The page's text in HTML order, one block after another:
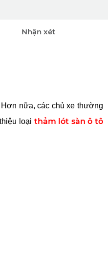
Nhận xét
nữa, các chủ xe thường
loại thảm lót sàn ô tô